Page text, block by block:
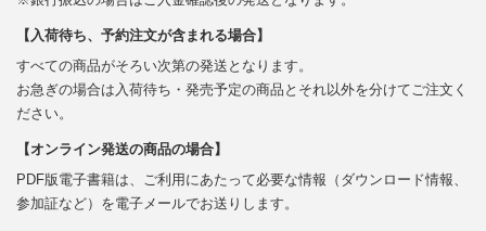
【入荷待ち、予約注文が含まれる場合】
すべての商品がそろい次第の発送となります。
お急ぎの場合は入荷待ち・発売予定の商品とそれ以外を分けてご注文く
ださい。
【オンライン発送の商品の場合】
PDF版電子書籍は、ご利用にあたって必要な情報（ダウンロード情報、
参加証など）を電子メールでお送りします。